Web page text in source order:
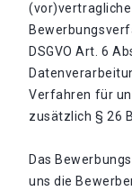
DSGVO Art. 6
Verfahren für
zusätzlich § 26
Das
uns die